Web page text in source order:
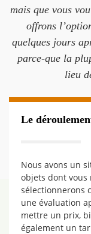
mais que vous
offrons
quelques jours
parce-que la
lieu
Le
Nous avons un
objets dont vous
sélectionnerons
une évaluation
mettre un prix,
également un